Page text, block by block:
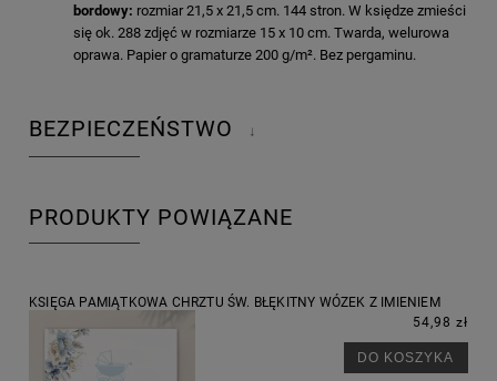
bordowy: rozmiar 21,5 x 21,5 cm. 144 stron. W księdze zmieści
się ok. 288 zdjęć w rozmiarze 15 x 10 cm. Twarda, welurowa
oprawa. Papier o gramaturze 200 g/m². Bez pergaminu.
BEZPIECZEŃSTWO ↓
PRODUKTY POWIĄZANE
KSIĘGA PAMIĄTKOWA CHRZTU ŚW. BŁĘKITNY WÓZEK Z IMIENIEM
54,98 zł
DO KOSZYKA